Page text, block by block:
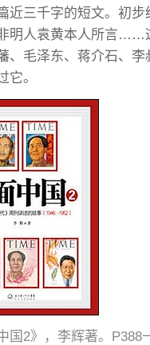
近三千字的短文。初步
明人袁黄本人所言……
、毛泽东、蒋介石、李
它。
国2》，李辉著。P388